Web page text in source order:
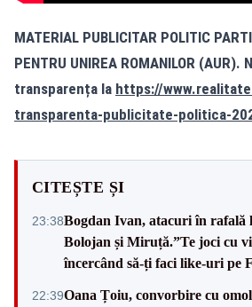
MATERIAL PUBLICITAR POLITIC
PENTRU UNIREA ROMANILOR
transparența la https://
transparenta-publicitate-politica-
CITEȘTE ȘI
23:38Bogdan Ivan, atacuri în rafală
Bolojan și Miruță.”Te joci cu
încercând să-ți faci like-uri pe
22:39Oana Țoiu, convorbire cu